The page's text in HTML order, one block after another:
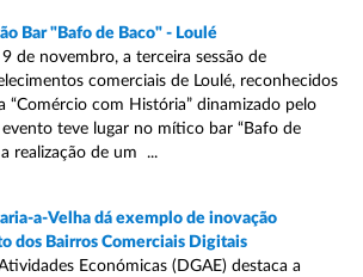
Bar "Bafo de Baco" - Loulé
de novembro, a terceira sessão de
comerciais de Loulé, reconhecidos
“Comércio com História” dinamizado pelo
teve lugar no mítico bar “Bafo de
realização de um ...
a-Velha dá exemplo de inovação
dos Bairros Comerciais Digitais
Económicas (DGAE) destaca a